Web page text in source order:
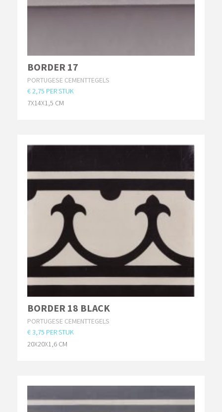
BORDER 17
PORTUGESE CEMENTTEGELS
€ 2,75 PER STUK
7X14X1,5 CM
BORDER 18 BLACK
PORTUGESE CEMENTTEGELS
€ 3,75 PER STUK
20X20X1,6 CM